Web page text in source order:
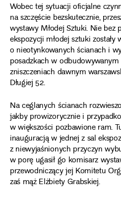
Wobec tej sytuacji oficjalne
na szczęście bezskutecznie,
wystawy Młodej Sztuki. Nie
ekspozycji młodej sztuki
o nieotynkowanych ścianach i
posadzkach w
zniszczeniach dawnym
Długiej 52.
Na ceglanych ścianach
jakby prowizorycznie i
w większości pozbawione ram.
inauguracją w jednej z sal
z niewyjaśnionych przyczyn
w porę ugasił go komisarz
przewodniczący jej Komitetu
zaś mąż Elżbiety Grabskiej.